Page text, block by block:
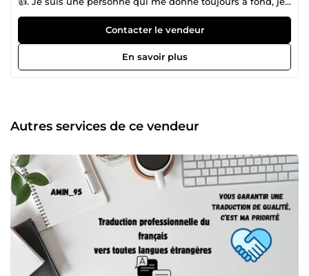
cherche toujours à apporter une valeur ajoutée à vos
projets ✅. Ma vision en tant que free-lance est d’ avant tout
satisfaire le client en lui proposant un service de qualité 🤝.
Envie de passer un step grâce à des services de qualité ?
Contacte moi afin que je puisse t’aider à avancer sur ton
Contacter le vendeur
En savoir plus
Autres services de ce vendeur